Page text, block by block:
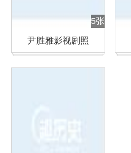
5张
尹胜雅影视剧照